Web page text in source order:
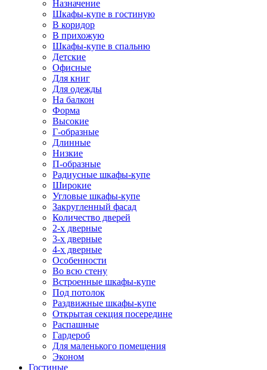
Назначение
Шкафы-купе в гостиную
В коридор
В прихожую
Шкафы-купе в спальню
Детские
Офисные
Для книг
Для одежды
На балкон
Форма
Высокие
Г-образные
Длинные
Низкие
П-образные
Радиусные шкафы-купе
Широкие
Угловые шкафы-купе
Закругленный фасад
Количество дверей
2-х дверные
3-х дверные
4-х дверные
Особенности
Во всю стену
Встроенные шкафы-купе
Под потолок
Раздвижные шкафы-купе
Открытая секция посередине
Распашные
Гардероб
Для маленького помещения
Эконом
Гостиные